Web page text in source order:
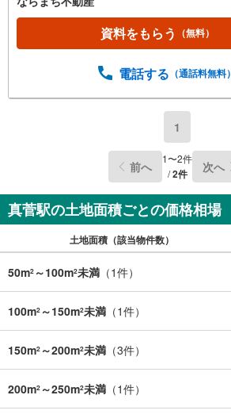
資料をもらう （無料）
電話する （通話料無料）
1
前へ 1〜2件
/2件 次へ
真菅駅の土地面積ごとの価格相場
土地面積（該当物件数）
50m2 ～100m2未満 （1件）
100m2 ～150m2未満 （1件）
150m2 ～200m2未満 （3件）
200m2 ～250m2未満 （1件）